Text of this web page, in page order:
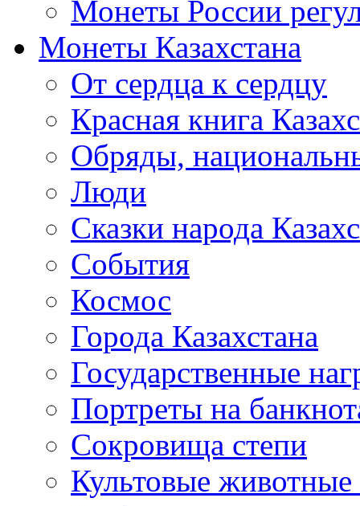
Монеты России
Монеты Казахстана
От сердца к сердцу
Красная книга
Обряды,
Люди
Сказки народа
События
Космос
Города Казахстана
Государственные
Портреты на
Сокровища степи
Культовые